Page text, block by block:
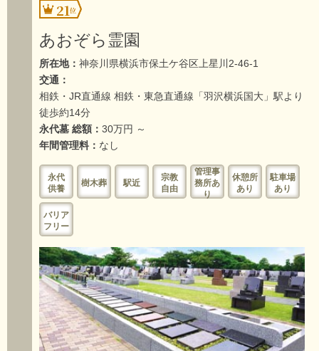
21
あおぞら霊園
所在地： 神奈川県横浜市保土ケ谷区上星川2-46-1
交通：
相鉄・JR直通線 相鉄・東急直通線「羽沢横浜国大」駅より
徒歩約14分
永代墓 総額： 30万円 ～
年間管理料： なし
永代
供養
樹木葬 駅近
宗教
自由
管理事
務所あ
り
休憩所
あり
駐車場
あり
バリア
フリー